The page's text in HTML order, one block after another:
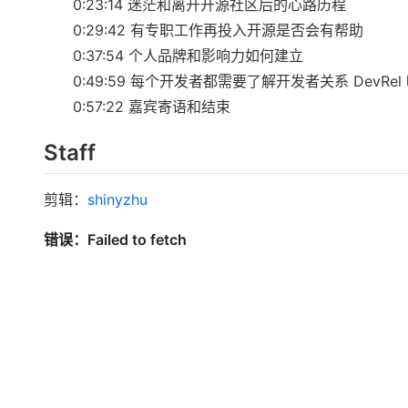
0:23:14 迷茫和离开开源社区后的心路历程
0:29:42 有专职工作再投入开源是否会有帮助
0:37:54 个人品牌和影响力如何建立
0:49:59 每个开发者都需要了解开发者关系 DevRel
0:57:22 嘉宾寄语和结束
Staff
剪辑： shinyzhu